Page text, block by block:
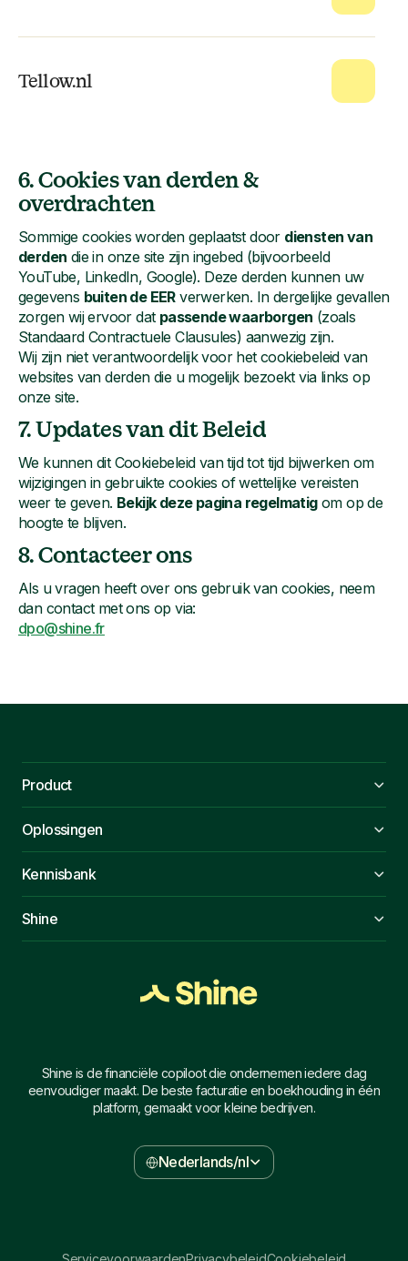
Tellow.nl
6. Cookies van derden &
overdrachten
Sommige cookies worden geplaatst door diensten van
derden die in onze site zijn ingebed (bijvoorbeeld
YouTube, LinkedIn, Google). Deze derden kunnen uw
gegevens buiten de EERverwerken. In dergelijke gevallen
zorgen wij ervoor dat passende waarborgen (zoals
Standaard Contractuele Clausules) aanwezig zijn.
Wij zijn niet verantwoordelijk voor het cookiebeleid van
websites van derden die u mogelijk bezoekt via links op
onze site.
7. Updates van dit Beleid
We kunnen dit Cookiebeleid van tijd tot tijd bijwerken om
wijzigingen in gebruikte cookies of wettelijke vereisten
weer te geven. Bekijk deze pagina regelmatigom op de
hoogte te blijven.
8. Contacteer ons
Als u vragen heeft over ons gebruik van cookies, neem
dan contact met ons op via:
dpo@shine.fr
Shine is de financiële copiloot die ondernemen iedere dag
eenvoudiger maakt. De beste facturatie en boekhouding in één
platform, gemaakt voor kleine bedrijven.
Nederlands/nl
Product
Oplossingen
Kennisbank
Shine